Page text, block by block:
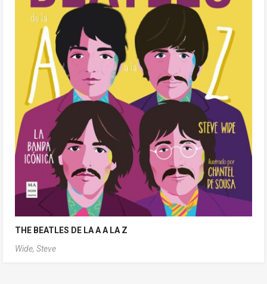
THE BEATLES DE LA A A LA Z
Wide, Steve